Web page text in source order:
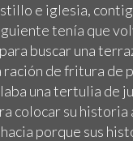
e iglesia,
tenía que
buscar una
de fritura de
una tertulia de
colocar su
porque sus